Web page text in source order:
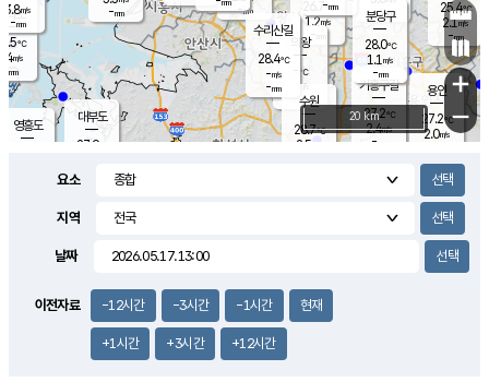
의도
℃
m/s
mm
영흥도
26.7℃
1.2m/s
- mm
용인
27.2℃
2.0m/s
25.4℃
2.1m/s
-mm
2.6m/s
대부도
27.9
의왕
- ℃
m/s
mm
-mm -mm
-mm
기흥구갈
27.2℃
2.4m/s
-
수리산길
28.4℃
-m/s
-mm
분당구
28.0℃
1.1 m/s
-mm
3.8m/s
-mm
수원
28.7℃
2.5 m/s
-mm
+
−
20 km
요소
지역
날짜
이전자료 -12시간 -3시간 -1시간 현재
+1시간 +3시간 +12시간